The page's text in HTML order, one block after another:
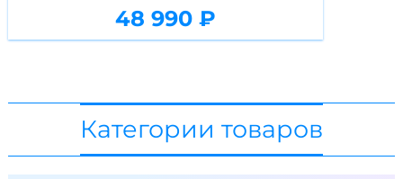
48 990 ₽
Категории товаров